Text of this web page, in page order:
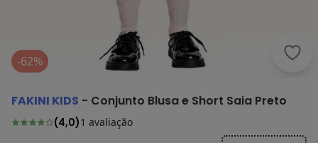
-62%
FAKINI KIDS - Conjunto Blusa e Short Saia Preto
(4,0)1 avaliação